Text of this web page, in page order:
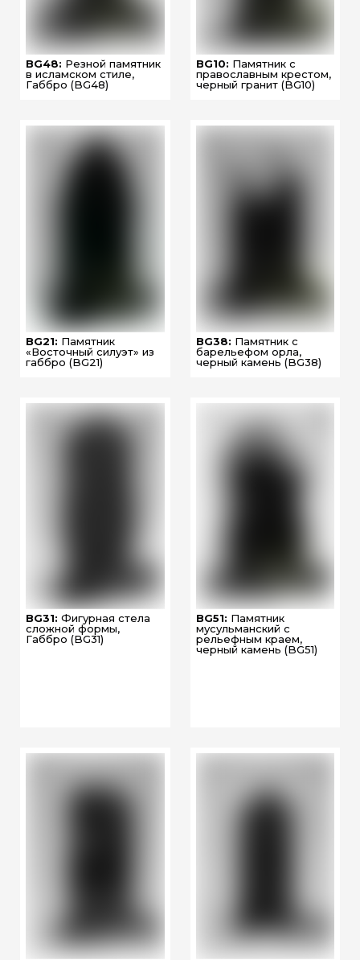
BG48: Резной памятник
в исламском стиле,
Габбро (BG48)
BG10: Памятник с
православным крестом,
черный гранит (BG10)
BG21: Памятник
«Восточный силуэт» из
габбро (BG21)
BG38: Памятник с
барельефом орла,
черный камень (BG38)
BG31: Фигурная стела
сложной формы,
Габбро (BG31)
BG51: Памятник
мусульманский с
рельефным краем,
черный камень (BG51)